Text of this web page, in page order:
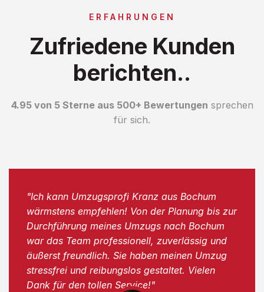
ERFAHRUNGEN
Zufriedene Kunden
berichten..
4.95 von 5 Sterne aus 500+ Bewertungen sprechen
für sich.
"Ich kann Umzugsprofi Kranz aus Bochum
wärmstens empfehlen! Von der Planung bis zur
Durchführung meines Umzugs nach Bochum
war das Team professionell, zuverlässig und
äußerst freundlich. Sie haben meinen Umzug
stressfrei und reibungslos gestaltet. Vielen
Dank für den tollen Service!"